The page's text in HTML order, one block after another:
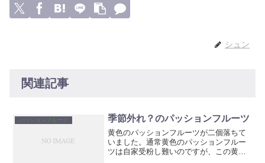
シュン
関連記事
パッションフルーツ 季節外れ？のパッションフルーツ
黄色のパッションフルーツが二個落ちて
いました。通常黄色のパッションフルー
ツは自家受粉し難いのですが、この黄色